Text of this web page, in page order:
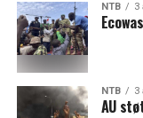
NTB 3
NTB 3
AU